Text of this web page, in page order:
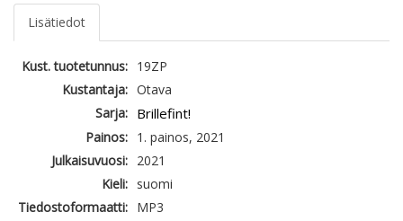
Lisätiedot
Kust. tuotetunnus: 19ZP
Kustantaja: Otava
Sarja: Brillefint!
Painos: 1. painos, 2021
Julkaisuvuosi: 2021
Kieli: suomi
Tiedostoformaatti: MP3